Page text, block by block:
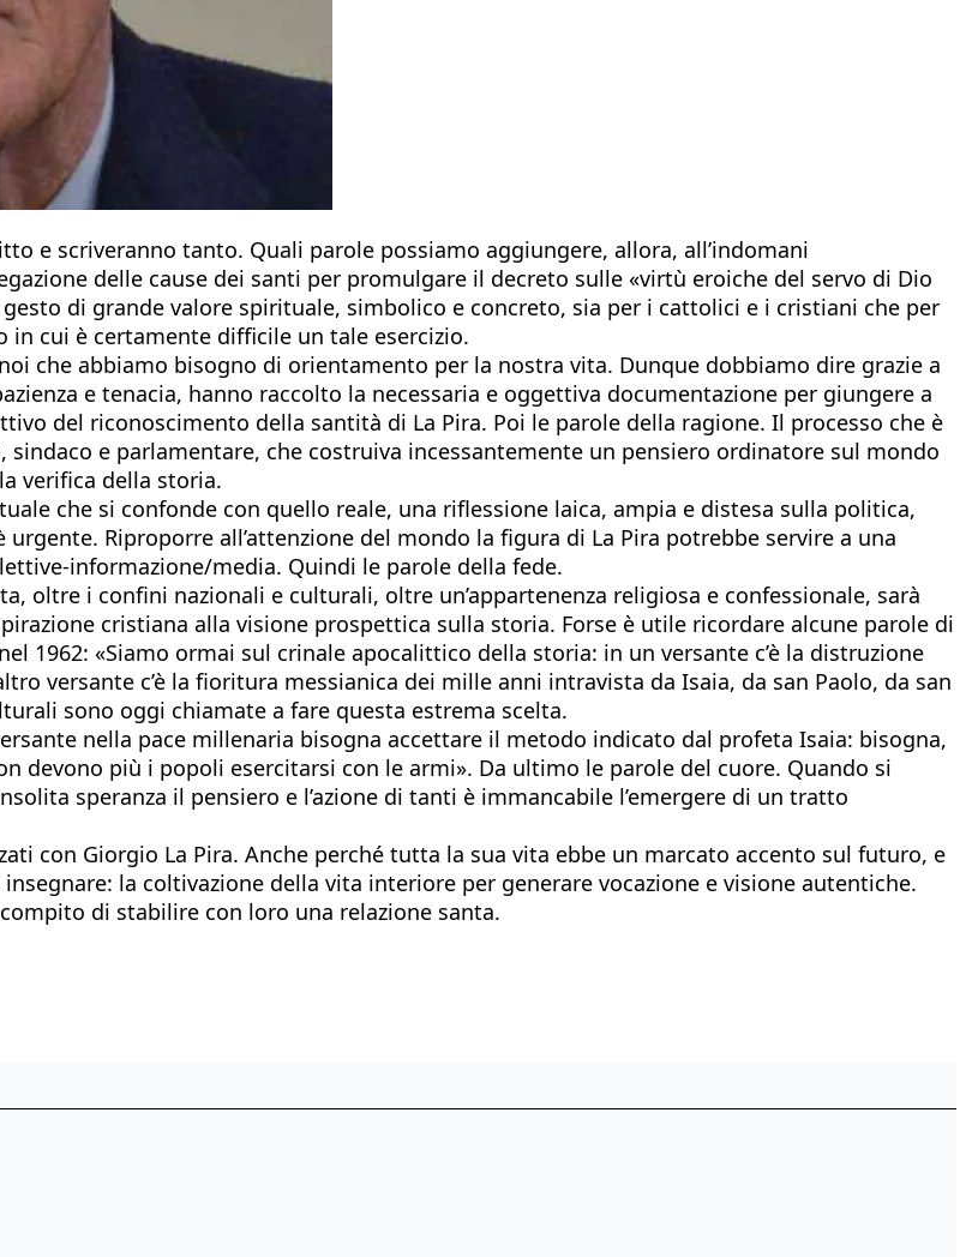
e scriveranno tanto. Quali parole possiamo aggiungere, allora, all’indomani
delle cause dei santi per promulgare il decreto sulle «virtù eroiche del servo di Dio
di grande valore spirituale, simbolico e concreto, sia per i cattolici e i cristiani che per
cui è certamente difficile un tale esercizio.
che abbiamo bisogno di orientamento per la nostra vita. Dunque dobbiamo dire grazie a
e tenacia, hanno raccolto la necessaria e oggettiva documentazione per giungere a
del riconoscimento della santità di La Pira. Poi le parole della ragione. Il processo che è
e parlamentare, che costruiva incessantemente un pensiero ordinatore sul mondo
verifica della storia.
che si confonde con quello reale, una riflessione laica, ampia e distesa sulla politica,
Riproporre all’attenzione del mondo la figura di La Pira potrebbe servire a una
informazione/media. Quindi le parole della fede.
oltre i confini nazionali e culturali, oltre un’appartenenza religiosa e confessionale, sarà
cristiana alla visione prospettica sulla storia. Forse è utile ricordare alcune parole di
1962: «Siamo ormai sul crinale apocalittico della storia: in un versante c’è la distruzione
versante c’è la fioritura messianica dei mille anni intravista da Isaia, da san Paolo, da san
sono oggi chiamate a fare questa estrema scelta.
nella pace millenaria bisogna accettare il metodo indicato dal profeta Isaia: bisogna,
devono più i popoli esercitarsi con le armi». Da ultimo le parole del cuore. Quando si
speranza il pensiero e l’azione di tanti è immancabile l’emergere di un tratto
con Giorgio La Pira. Anche perché tutta la sua vita ebbe un marcato accento sul futuro, e
la coltivazione della vita interiore per generare vocazione e visione autentiche.
di stabilire con loro una relazione santa.